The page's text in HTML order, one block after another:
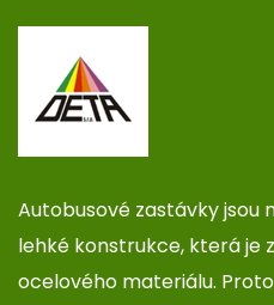
Autobusové zastávky jsou
lehké konstrukce, která je
ocelového materiálu.